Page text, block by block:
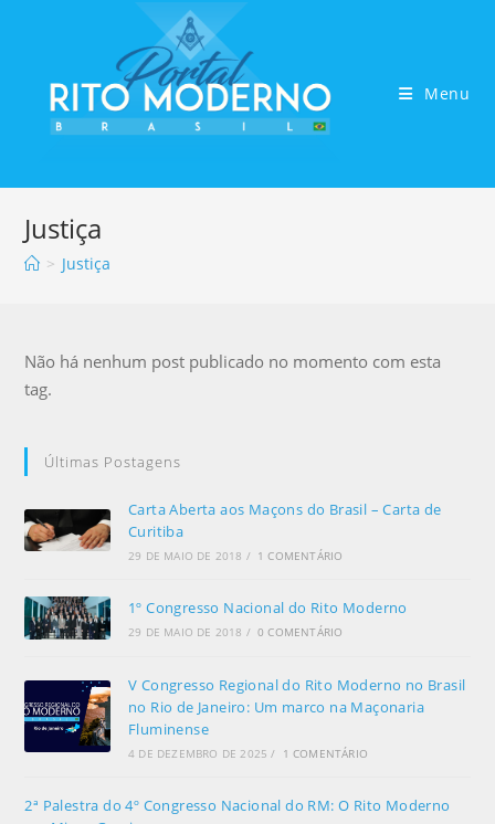
Menu
Justiça
> Justiça
Não há nenhum post publicado no momento com esta
tag.
Últimas Postagens
Carta Aberta aos Maçons do Brasil – Carta de
Curitiba
29 DE MAIO DE 2018 / 1 COMENTÁRIO
1º Congresso Nacional do Rito Moderno
29 DE MAIO DE 2018 / 0 COMENTÁRIO
V Congresso Regional do Rito Moderno no Brasil
no Rio de Janeiro: Um marco na Maçonaria
Fluminense
4 DE DEZEMBRO DE 2025 / 1 COMENTÁRIO
2ª Palestra do 4º Congresso Nacional do RM: O Rito Moderno